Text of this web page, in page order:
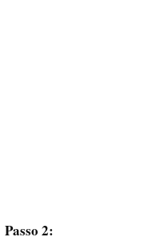
Passo 2: